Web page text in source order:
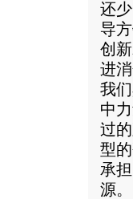
还
导
创
进
我
中
过
型
承
源。